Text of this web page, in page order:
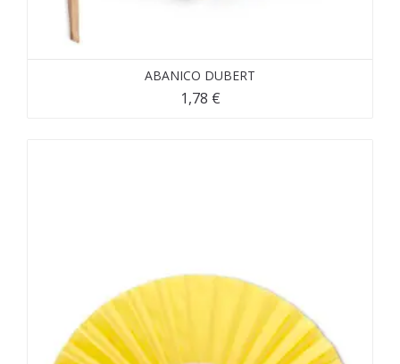
ABANICO DUBERT
1,78 €